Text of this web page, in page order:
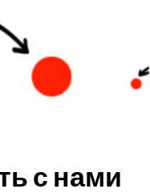
с нами